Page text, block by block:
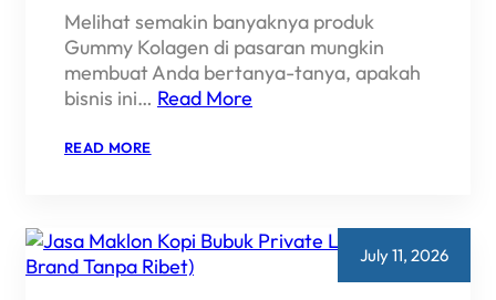
Melihat semakin banyaknya produk
Gummy Kolagen di pasaran mungkin
membuat Anda bertanya-tanya, apakah
bisnis ini… Read More
READ MORE:
KOLAGEN
DARI
NOL
July 11, 2026